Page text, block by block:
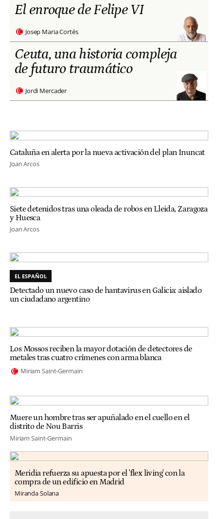
El enroque de Felipe VI
Josep Maria Cortés
Ceuta, una historia compleja
de futuro traumático
Jordi Mercader
Cataluña en alerta por la nueva activación del plan Inuncat
Joan Arcos
Siete detenidos tras una oleada de robos en Lleida, Zaragoza
y Huesca
Joan Arcos
EL ESPAÑOL
Detectado un nuevo caso de hantavirus en Galicia: aislado
un ciudadano argentino
Los Mossos reciben la mayor dotación de detectores de
metales tras cuatro crímenes con arma blanca
Miriam Saint-Germain
Muere un hombre tras ser apuñalado en el cuello en el
distrito de Nou Barris
Miriam Saint-Germain
Meridia refuerza su apuesta por el 'flex living' con la
compra de un edificio en Madrid
Miranda Solana